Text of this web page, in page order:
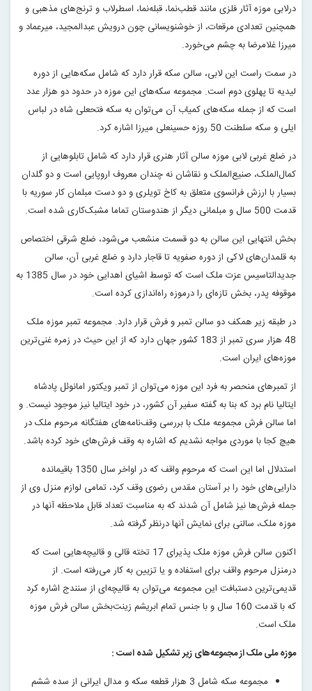
درلابی موزه آثار فلزی مانند قطب‌نما، قبله‌نما، اسطرلاب و ترنج‌های مذهبی و
همچنین تعدادی مرقعات، از خوشنویسانی چون درویش عبدالمجید، میرعماد و
میرزا غلامرضا به چشم می‌خورد.
در سمت راست این لابی، سالن سکه قرار دارد که شامل سکه‌هایی از دوره
لیدیه تا پهلوی دوم است. مجموعه سکه‌‌های این موزه در حدود دو هزار عدد
است که از جمله سکه‌های کمیاب آن می‌توان به سکه فتحعلی شاه در لباس
ایلی و سکه سلطنت 50 روزه حسینعلی میرزا اشاره کرد.
در ضلع غربی لابی موزه سالن آثار هنری قرار دارد که شامل تابلوهایی از
کمال‌الملک، صنیع‌الملک و نقاشان نه ‌چندان معروف اروپایی است و دو گلدان
بسیار با ارزش فرانسوی متعلق به کاخ تویلری و دو دست مبلمان کار سوریه با
قدمت 500 سال و مبلمانی دیگر از هندوستان تماما مشبک‌کاری شده است.
بخش انتهایی این سالن به دو قسمت منشعب می‌شود، ضلع شرقی اختصاص
به قلمدان‌های لاکی از دوره صفویه تا قاجار دارد و ضلع غربی آن، سالن
جدیدالتاسیس عزت ملک است که توسط اشیای اهدایی خود در سال 1385 به
موقوفه پدر، بخش تازه‌ای را درموزه راه‌اندازی کرده است.
در طبقه زیر همکف دو سالن تمبر و فرش قرار دارد. مجموعه تمبر موزه ملک
48 هزار سری تمبر از 183 کشور جهان دارد که از این حیث در زمره غنی‌ترین
موزه‌های ایران است.
از تمبرهای منحصر به فرد این موزه می‌توان از تمبر ویکتور امانوئل پادشاه
ایتالیا نام برد که بنا به گفته سفیر آن کشور، در خود ایتالیا نیز موجود نیست. و
اما سالن فرش مجموعه ملک با بررسی وقف‌نامه‌های هفتگانه مرحوم ملک در
هیچ کجا با موردی مواجه نشدیم که اشاره به وقف فرش‌های خود کرده باشد.
استدلال اما این است که مرحوم واقف که در اواخر سال 1350 باقیمانده
دارایی‌های خود را بر آستان مقدس رضوی وقف کرد، تمامی لوازم منزل وی از
جمله فرش‌ها نیز شامل آن شدند که به مناسبت تعداد قابل ملاحظه آنها در
موزه ملک، سالنی برای نمایش آنها درنظر گرفته شد.
اکنون سالن فرش موزه ملک پذیرای 17 تخته قالی و قالیچه‌هایی است که
درمنزل مرحوم واقف برای استفاده و یا تزیین به کار می‌رفته است. از
قدیمی‌ترین دستبافت این مجموعه می‌توان به قالیچه‌ای از سنندج اشاره کرد
که با قدمت 160 سال و با جنس تمام ابریشم زینت‌بخش سالن فرش موزه
ملک است.
موزه ملی ملک از مجموعه‌های زیر تشکیل شده است :
مجموعه سکه شامل 3 هزار قطعه سکه و مدال ایرانی از سده ششم